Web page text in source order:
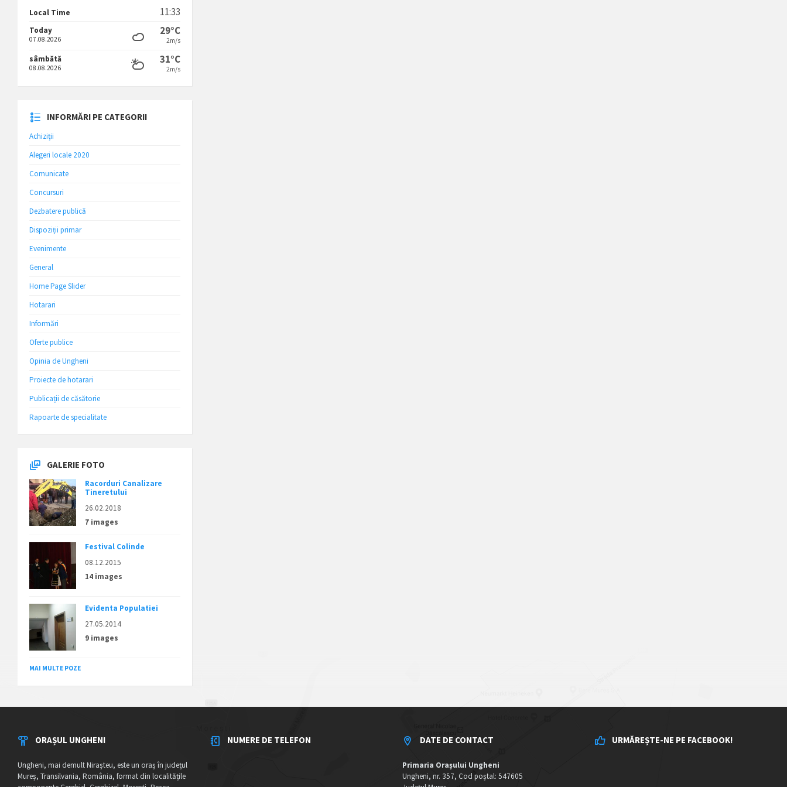
Local Time 11:33
Today
07.08.2026
29°C
2m/s
sâmbătă
08.08.2026
31°C
2m/s
INFORMĂRI PE CATEGORII
Achiziții
Alegeri locale 2020
Comunicate
Concursuri
Dezbatere publică
Dispoziții primar
Evenimente
General
Home Page Slider
Hotarari
Informări
Oferte publice
Opinia de Ungheni
Proiecte de hotarari
Publicații de căsătorie
Rapoarte de specialitate
GALERIE FOTO
Racorduri Canalizare
Tineretului
26.02.2018
7 images
Festival Colinde
08.12.2015
14 images
Evidenta Populatiei
27.05.2014
9 images
MAI MULTE POZE
ORAȘUL UNGHENI
Ungheni, mai demult Nirașteu, este un oraș în județul
Mureș, Transilvania, România, format din localitățile
NUMERE DE TELEFON DATE DE CONTACT
Primaria Orașului Ungheni
Ungheni, nr. 357, Cod poștal: 547605
URMĂREȘTE-NE PE FACEBOOK!